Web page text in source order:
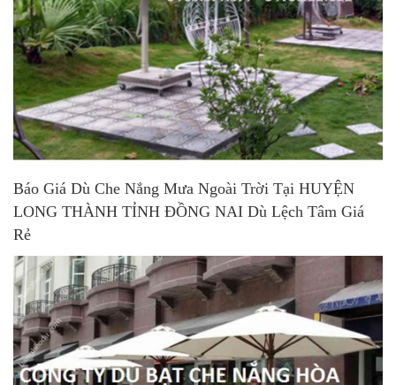
Báo Giá Dù Che Nắng Mưa Ngoài Trời Tại HUYỆN
LONG THÀNH TỈNH ĐỒNG NAI Dù Lệch Tâm Giá
Rẻ